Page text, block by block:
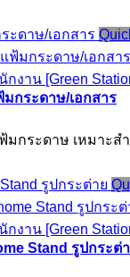
กงาน [Green
กระดาษ/เอกสาร
มกระดาษ เหมาะ
กงาน [Green
Stand รูปกระต่